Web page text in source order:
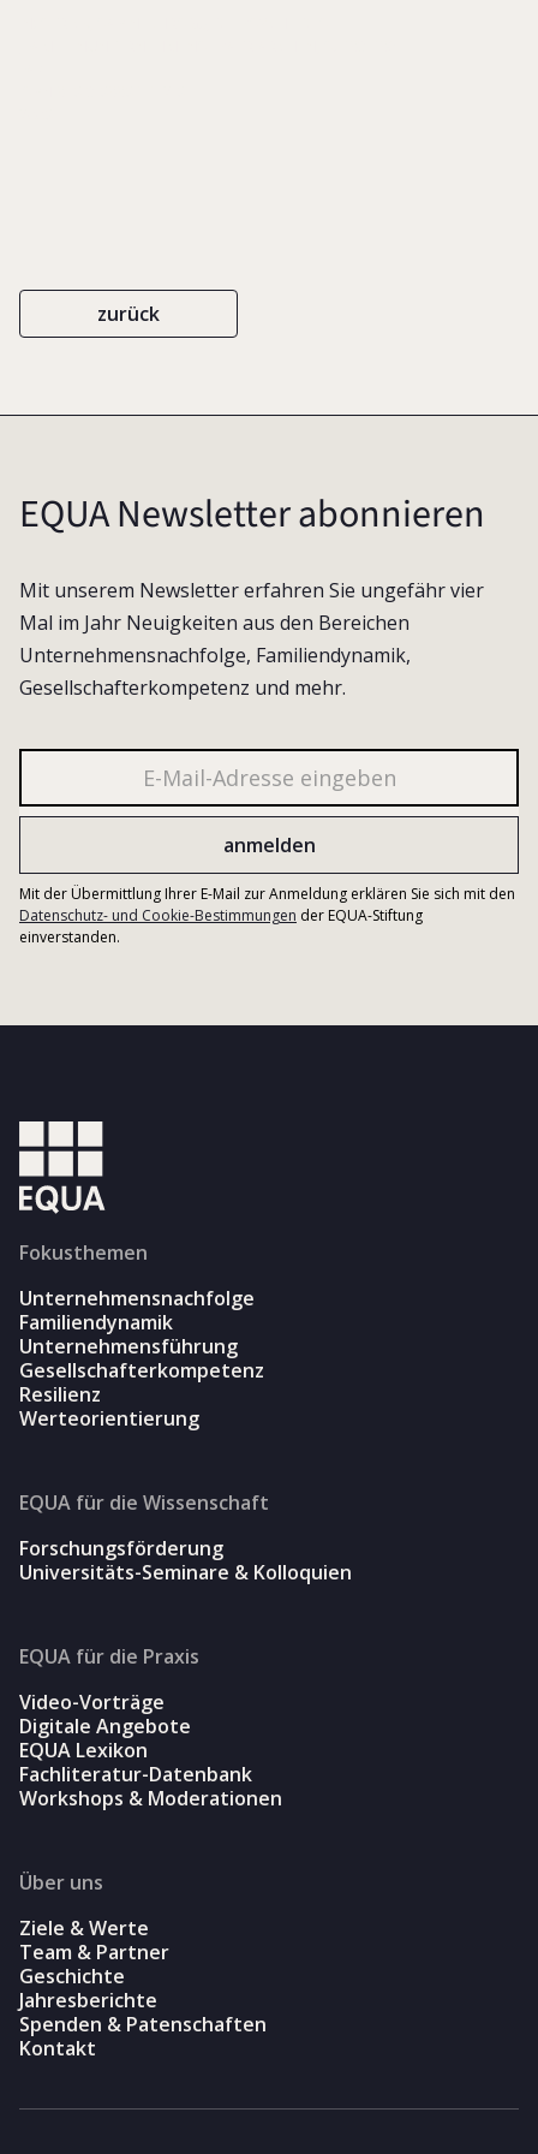
zurück
EQUA Newsletter abonnieren
Mit unserem Newsletter erfahren Sie ungefähr vier
Mal im Jahr Neuigkeiten aus den Bereichen
Unternehmensnachfolge, Familiendynamik,
Gesellschafterkompetenz und mehr.
Mit der Übermittlung Ihrer E-Mail zur Anmeldung erklären Sie sich mit den
Datenschutz- und Cookie-Bestimmungen der EQUA-Stiftung
einverstanden.
Fokusthemen
Unternehmensnachfolge
Familiendynamik
Unternehmensführung
Gesellschafterkompetenz
Resilienz
Werteorientierung
EQUA für die Wissenschaft
Forschungsförderung
Universitäts-Seminare & Kolloquien
EQUA für die Praxis
Video-Vorträge
Digitale Angebote
EQUA Lexikon
Fachliteratur-Datenbank
Workshops & Moderationen
Über uns
Ziele & Werte
Team & Partner
Geschichte
Jahresberichte
Spenden & Patenschaften
Kontakt